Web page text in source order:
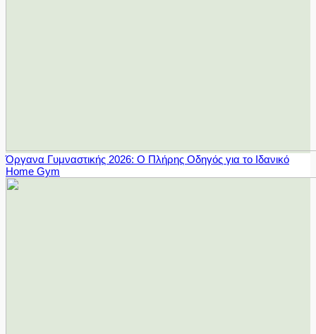
Όργανα Γυμναστικής 2026: Ο Πλήρης Οδηγός για το Ιδανικό
Home Gym